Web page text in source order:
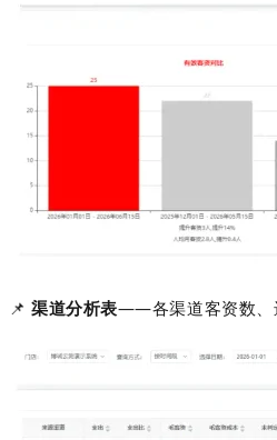
📌渠道分析表——各渠道客资数、